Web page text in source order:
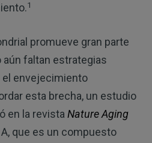
1
promueve gran parte
faltan estrategias
el envejecimiento
esta brecha, un estudio
en la revista Nature Aging
que es un compuesto